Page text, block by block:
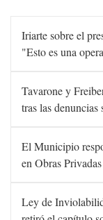
Iriarte sobre el
"Esto es una
Tavarone y
tras las denuncias
El Municipio
en Obras
Ley de